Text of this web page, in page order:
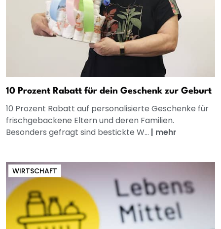
10 Prozent Rabatt für dein Geschenk zur Geburt
10 Prozent Rabatt auf personalisierte Geschenke für
frischgebackene Eltern und deren Familien.
Besonders gefragt sind bestickte W... | mehr
WIRTSCHAFT